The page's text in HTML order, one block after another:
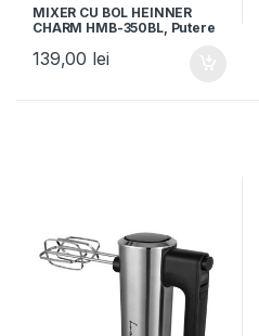
MIXER CU BOL HEINNER
CHARM HMB-350BL, Putere
Alb/Albastru
139,00 lei